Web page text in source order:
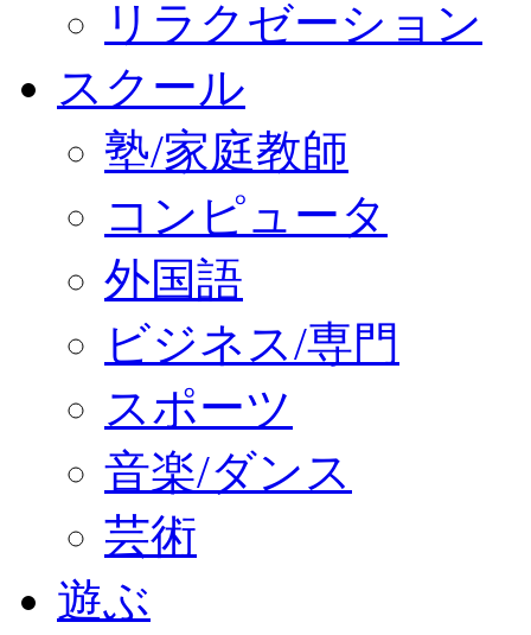
リラクゼーション
スクール
塾/家庭教師
コンピュータ
外国語
ビジネス/専門
スポーツ
音楽/ダンス
芸術
遊ぶ